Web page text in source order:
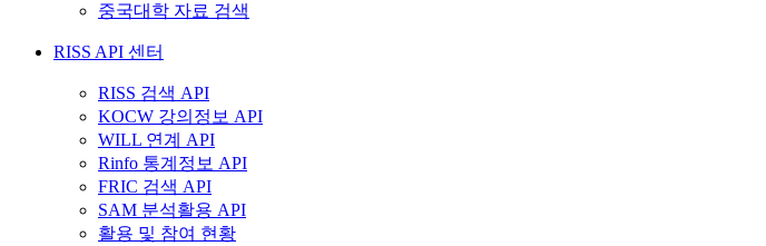
중국대학 자료 검색
RISS API 센터
RISS 검색 API
KOCW 강의정보 API
WILL 연계 API
Rinfo 통계정보 API
FRIC 검색 API
SAM 분석활용 API
활용 및 참여 현황